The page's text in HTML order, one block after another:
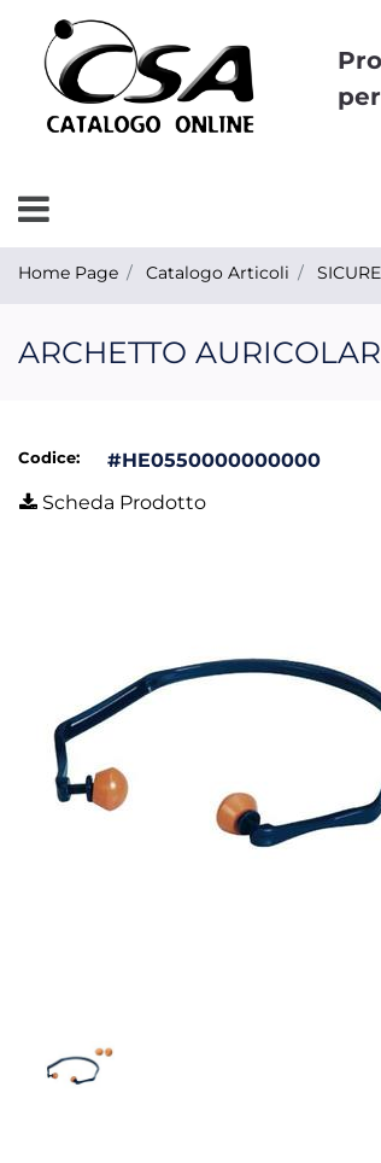
Open menu
Home Page Catalogo Articoli
ARCHETTO
Codice:
#HE0550000000000
Scheda Prodotto